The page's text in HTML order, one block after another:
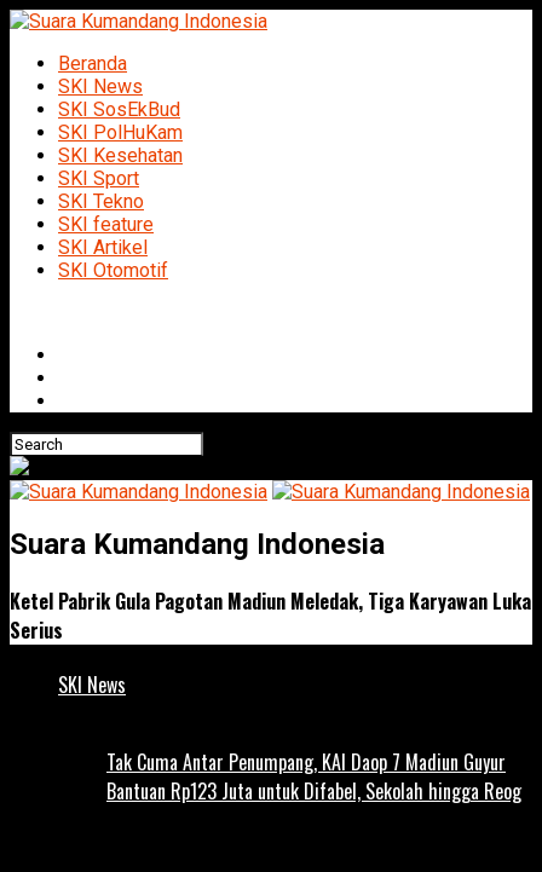
Beranda
SKI News
SKI SosEkBud
SKI PolHuKam
SKI Kesehatan
SKI Sport
SKI Tekno
SKI feature
SKI Artikel
SKI Otomotif
Suara Kumandang Indonesia
Ketel Pabrik Gula Pagotan Madiun Meledak, Tiga Karyawan Luka
Serius
SKI News
Tak Cuma Antar Penumpang, KAI Daop 7 Madiun Guyur
Bantuan Rp123 Juta untuk Difabel, Sekolah hingga Reog